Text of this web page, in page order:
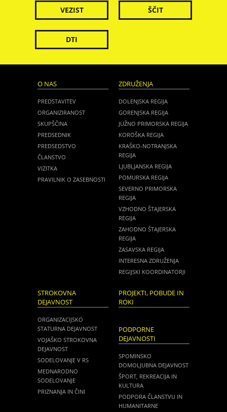
VEZIST ŠČIT
DTI
O NAS
PREDSTAVITEV
ORGANIZIRANOST
SKUPŠČINA
PREDSEDNIK
PREDSEDSTVO
ČLANSTVO
VIZITKA
PRAVILNIK O ZASEBNOSTI
ZDRUŽENJA
DOLENJSKA REGIJA
GORENJSKA REGIJA
JUŽNO PRIMORSKA REGIJA
KOROŠKA REGIJA
KRAŠKO-NOTRANJSKA
REGIJA
LJUBLJANSKA REGIJA
POMURSKA REGIJA
SEVERNO PRIMORSKA
REGIJA
VZHODNO ŠTAJERSKA
REGIJA
ZAHODNO ŠTAJERSKA
REGIJA
ZASAVSKA REGIJA
INTERESNA ZDRUŽENJA
REGIJSKI KOORDINATORJI
STROKOVNA
DEJAVNOST
ORGANIZACIJSKO
STATURNA DEJAVNOST
VOJAŠKO STROKOVNA
DEJAVNOST
SODELOVANJE V RS
MEDNARODNO
SODELOVANJE
PRIZNANJA IN ČINI
PROJEKTI, POBUDE IN
ROKI
PODPORNE
DEJAVNOSTI
SPOMINSKO
DOMOLJUBNA DEJAVNOST
ŠPORT, REKREACIJA IN
KULTURA
PODPORA ČLANSTVU IN
HUMANITARNE